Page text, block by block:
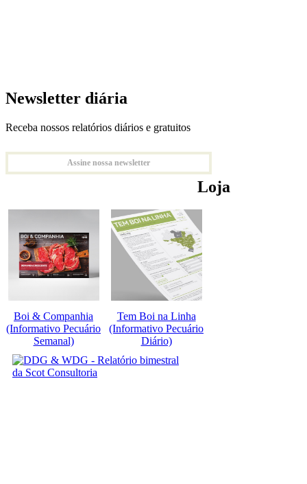
Newsletter diária
Receba nossos relatórios diários e gratuitos
Assine nossa newsletter
Loja
Boi & Companhia
(Informativo Pecuário
Semanal)
Tem Boi na Linha
(Informativo Pecuário
Diário)